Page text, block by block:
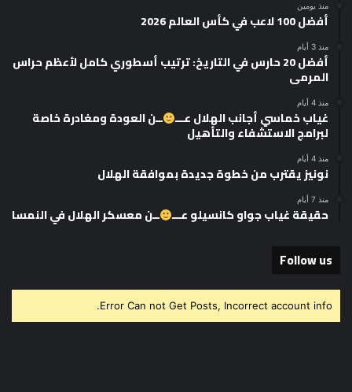
منذ يومين
أفضل 100 لاعب في كأس العالم 2026
منذ 3 أيام
أفضل 20 حارس في التاريخ: ترتيب أسطوري كامل لأعظم حراس
المرمى
منذ 4 أيام
غياب خماسي أجانب الهلال عـــ ــن العودة ومغادرة خاصة
لبرامج الاستشفاء والتأهيل
منذ 4 أيام
نونيز يقترب من خطوة جديدة بموافقة الهلال
منذ 7 أيام
حقيقة غياب جواو كانسيلو عـــ ــن معسكر الهلال في النمسا
Follow us
Error Can not Get Posts, Incorrect account info.